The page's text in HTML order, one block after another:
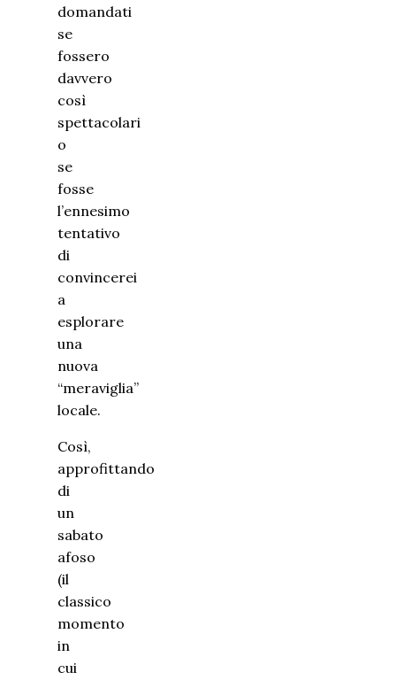
domandati
se
fossero
davvero
così
spettacolari
o
se
fosse
l’ennesimo
tentativo
di
convincerei
a
esplorare
una
nuova
“meraviglia”
locale.
Così,
approfittando
di
un
sabato
afoso
(il
classico
momento
in
cui